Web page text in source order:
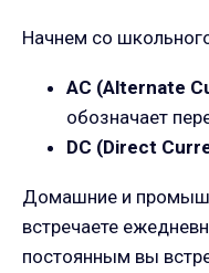
Начнем со
AC (Alternate
обозначает
DC (Direct
Домашние и
встречаете
постоянным вы